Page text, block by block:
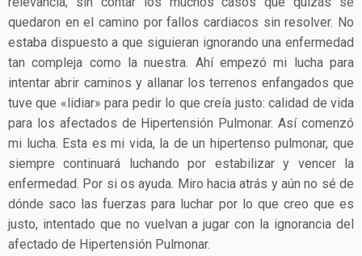
quedaron en el camino por fallos cardiacos sin resolver. No
estaba dispuesto a que siguieran ignorando una enfermedad
tan compleja como la nuestra. Ahí empezó mi lucha para
intentar abrir caminos y allanar los terrenos enfangados que
tuve que «lidiar» para pedir lo que creía justo: calidad de vida
para los afectados de Hipertensión Pulmonar. Así comenzó
mi lucha. Esta es mi vida, la de un hipertenso pulmonar, que
siempre continuará luchando por estabilizar y vencer la
enfermedad. Por si os ayuda. Miro hacia atrás y aún no sé de
dónde saco las fuerzas para luchar por lo que creo que es
justo, intentado que no vuelvan a jugar con la ignorancia del
afectado de Hipertensión Pulmonar.